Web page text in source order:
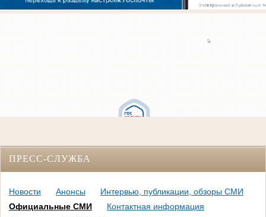
ПРЕСС-СЛУЖБА
Новости Анонсы
Интервью, публикации, обзоры СМИ
Официальные СМИ
Контактная информация